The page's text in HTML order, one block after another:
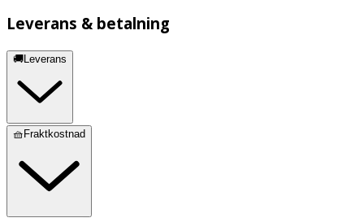
Leverans & betalning
🚚Leverans
🧺Fraktkostnad